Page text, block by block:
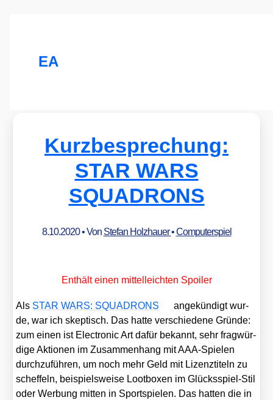
EA
Kurzbesprechung:
STAR WARS
SQUADRONS
8.10.2020• Von Stefan Holzhauer•Computerspiel
Ent­hält einen mit­tel­leich­ten Spoi­ler
Als STAR WARS: SQUADRONS
ange­kün­digt wur­
de, war ich skep­tisch. Das hat­te ver­schie­de­ne Grün­de:
zum einen ist Elec­tro­nic Art dafür bekannt, sehr frag­wür­
di­ge Aktio­nen im Zusam­men­hang mit AAA-Spie­len
durch­zu­füh­ren, um noch mehr Geld mit Lizenz­ti­teln zu
schef­feln, bei­spiels­wei­se Loot­bo­xen im Glücks­spiel-Stil
oder Wer­bung mit­ten in Sport­spie­len. Das hat­ten die in